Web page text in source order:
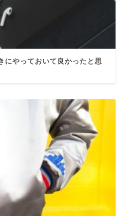
にやっておいて良かったと思